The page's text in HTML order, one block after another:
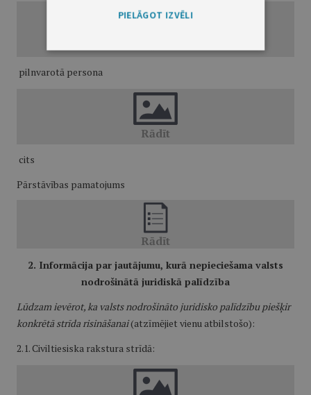
pilnvarotā persona
cits
Pārstāvības pamatojums
2. Informācija par jautājumu, kurā nepieciešama valsts
nodrošinātā juridiskā palīdzība
Lūdzam ievērot, ka valsts nodrošināto juridisko palīdzību piešķir
konkrētā strīda risināšanai(atzīmējiet vienu atbilstošo):
2.1. Civiltiesiska rakstura strīdā:
PIELĀGOT IZVĒLI